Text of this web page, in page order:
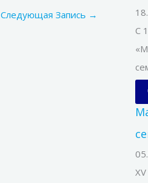
Следующая Запись →
С